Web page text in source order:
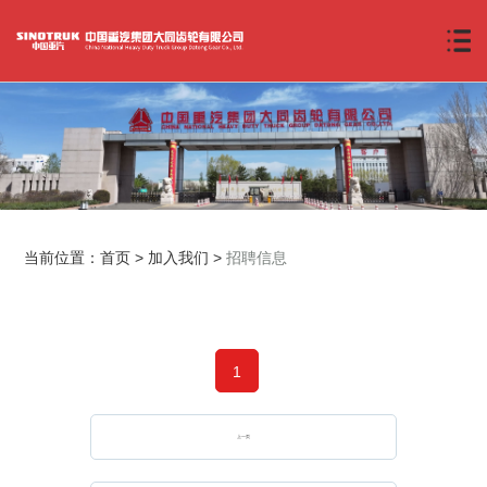
当前位置：首页 > 加入我们 >招聘信息
1
上一页